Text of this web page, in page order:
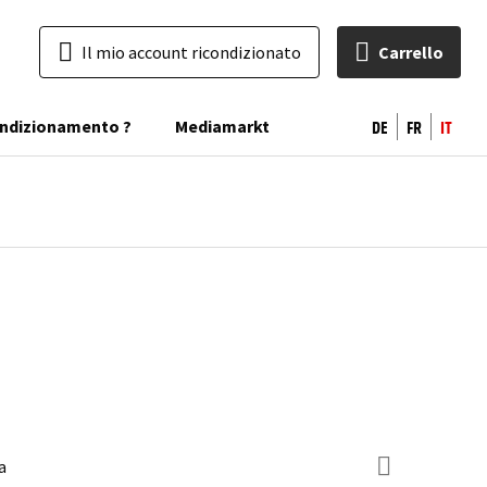
Il mio account ricondizionato Carrello
? Mediamarkt DE FR IT